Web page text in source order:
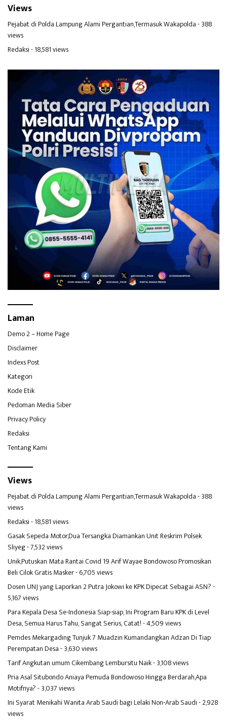
Views
Pejabat di Polda Lampung Alami Pergantian,Termasuk Wakapolda- 388
views
Redaksi- 18,581 views
Laman
Demo 2 – Home Page
Disclaimer
Indexs Post
Kategori
Kode Etik
Pedoman Media Siber
Privacy Policy
Redaksi
Tentang Kami
Views
Pejabat di Polda Lampung Alami Pergantian,Termasuk Wakapolda- 388
views
Redaksi- 18,581 views
Gasak Sepeda Motor,Dua Tersangka Diamankan Unit Reskrim Polsek
Sliyeg- 7,532 views
Unik,Putuskan Mata Rantai Covid 19 Arif Wayae Bondowoso Promosikan
Beli Cilok Gratis Masker- 6,705 views
Dosen UNJ yang Laporkan 2 Putra Jokowi ke KPK Dipecat Sebagai ASN?-
5,167 views
Para Kepala Desa Se-Indonesia Siap-siap, Ini Program Baru KPK di Level
Desa, Semua Harus Tahu, Sangat Serius, Catat!- 4,509 views
Pemdes Mekargading Tunjuk 7 Muadzin Kumandangkan Adzan Di Tiap
Perempatan Desa- 3,630 views
Tarif Angkutan umum Cikembang Lembursitu Naik- 3,108 views
Pria Asal Situbondo Aniaya Pemuda Bondowoso Hingga Berdarah,Apa
Motifnya?- 3,037 views
Ini Syarat Menikahi Wanita Arab Saudi bagi Lelaki Non-Arab Saudi- 2,928
views